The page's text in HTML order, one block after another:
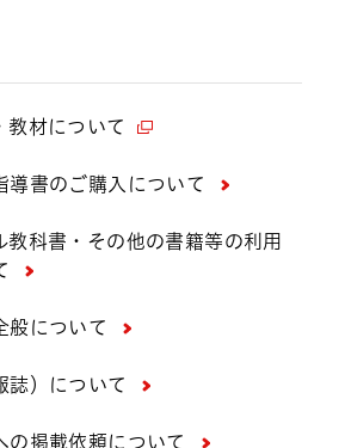
教材について
導書のご購入について
教科書・その他の書籍等の利用
般について
誌）について
の掲載依頼について